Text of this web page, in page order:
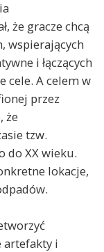
że gracze chcą
wspierających
i łączących
cele. A celem w
przez
że
tzw.
do XX wieku.
lokacje,
artefakty i